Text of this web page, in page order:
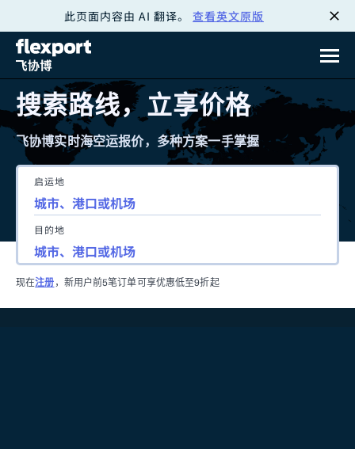
此页面内容由 AI 翻译。 查看英文原版
搜索路线，立享价格
飞协博实时海空运报价，多种方案一手掌握
启运地
目的地
现在注册 ，新用户前5笔订单可享优惠低至9折起